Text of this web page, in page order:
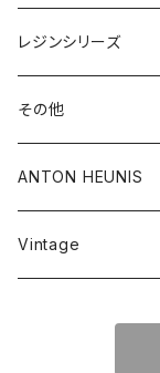
レジンシリーズ
その他
ANTON HEUNIS
Vintage